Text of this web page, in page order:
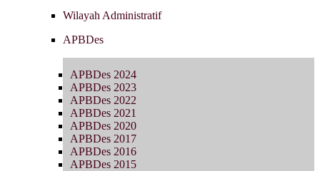
Wilayah Administratif
APBDes
APBDes 2024
APBDes 2023
APBDes 2022
APBDes 2021
APBDes 2020
APBDes 2017
APBDes 2016
APBDes 2015